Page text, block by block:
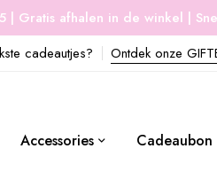
| Gratis afhalen in de winkel |
cadeautjes? Ontdek onze
Accessories Cadeaubon